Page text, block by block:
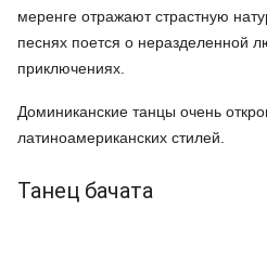
меренге отражают страстную
песнях поется о неразделенной
приключениях.
Доминиканские танцы очень
латиноамериканских стилей.
Танец бачата